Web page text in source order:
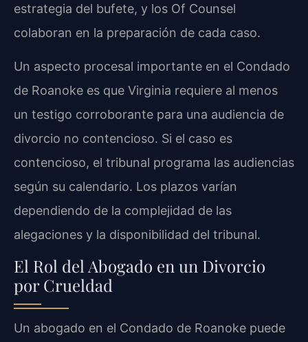
estrategia del bufete, y los Of Counsel
colaboran en la preparación de cada caso.
Un aspecto procesal importante en el Condado
de Roanoke es que Virginia requiere al menos
un testigo corroborante para una audiencia de
divorcio no contencioso. Si el caso es
contencioso, el tribunal programa las audiencias
según su calendario. Los plazos varían
dependiendo de la complejidad de las
alegaciones y la disponibilidad del tribunal.
El Rol del Abogado en un Divorcio
por Crueldad
Un abogado en el Condado de Roanoke puede